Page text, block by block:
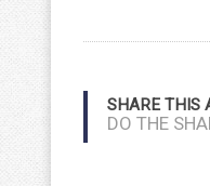
SHARE THIS
DO THE